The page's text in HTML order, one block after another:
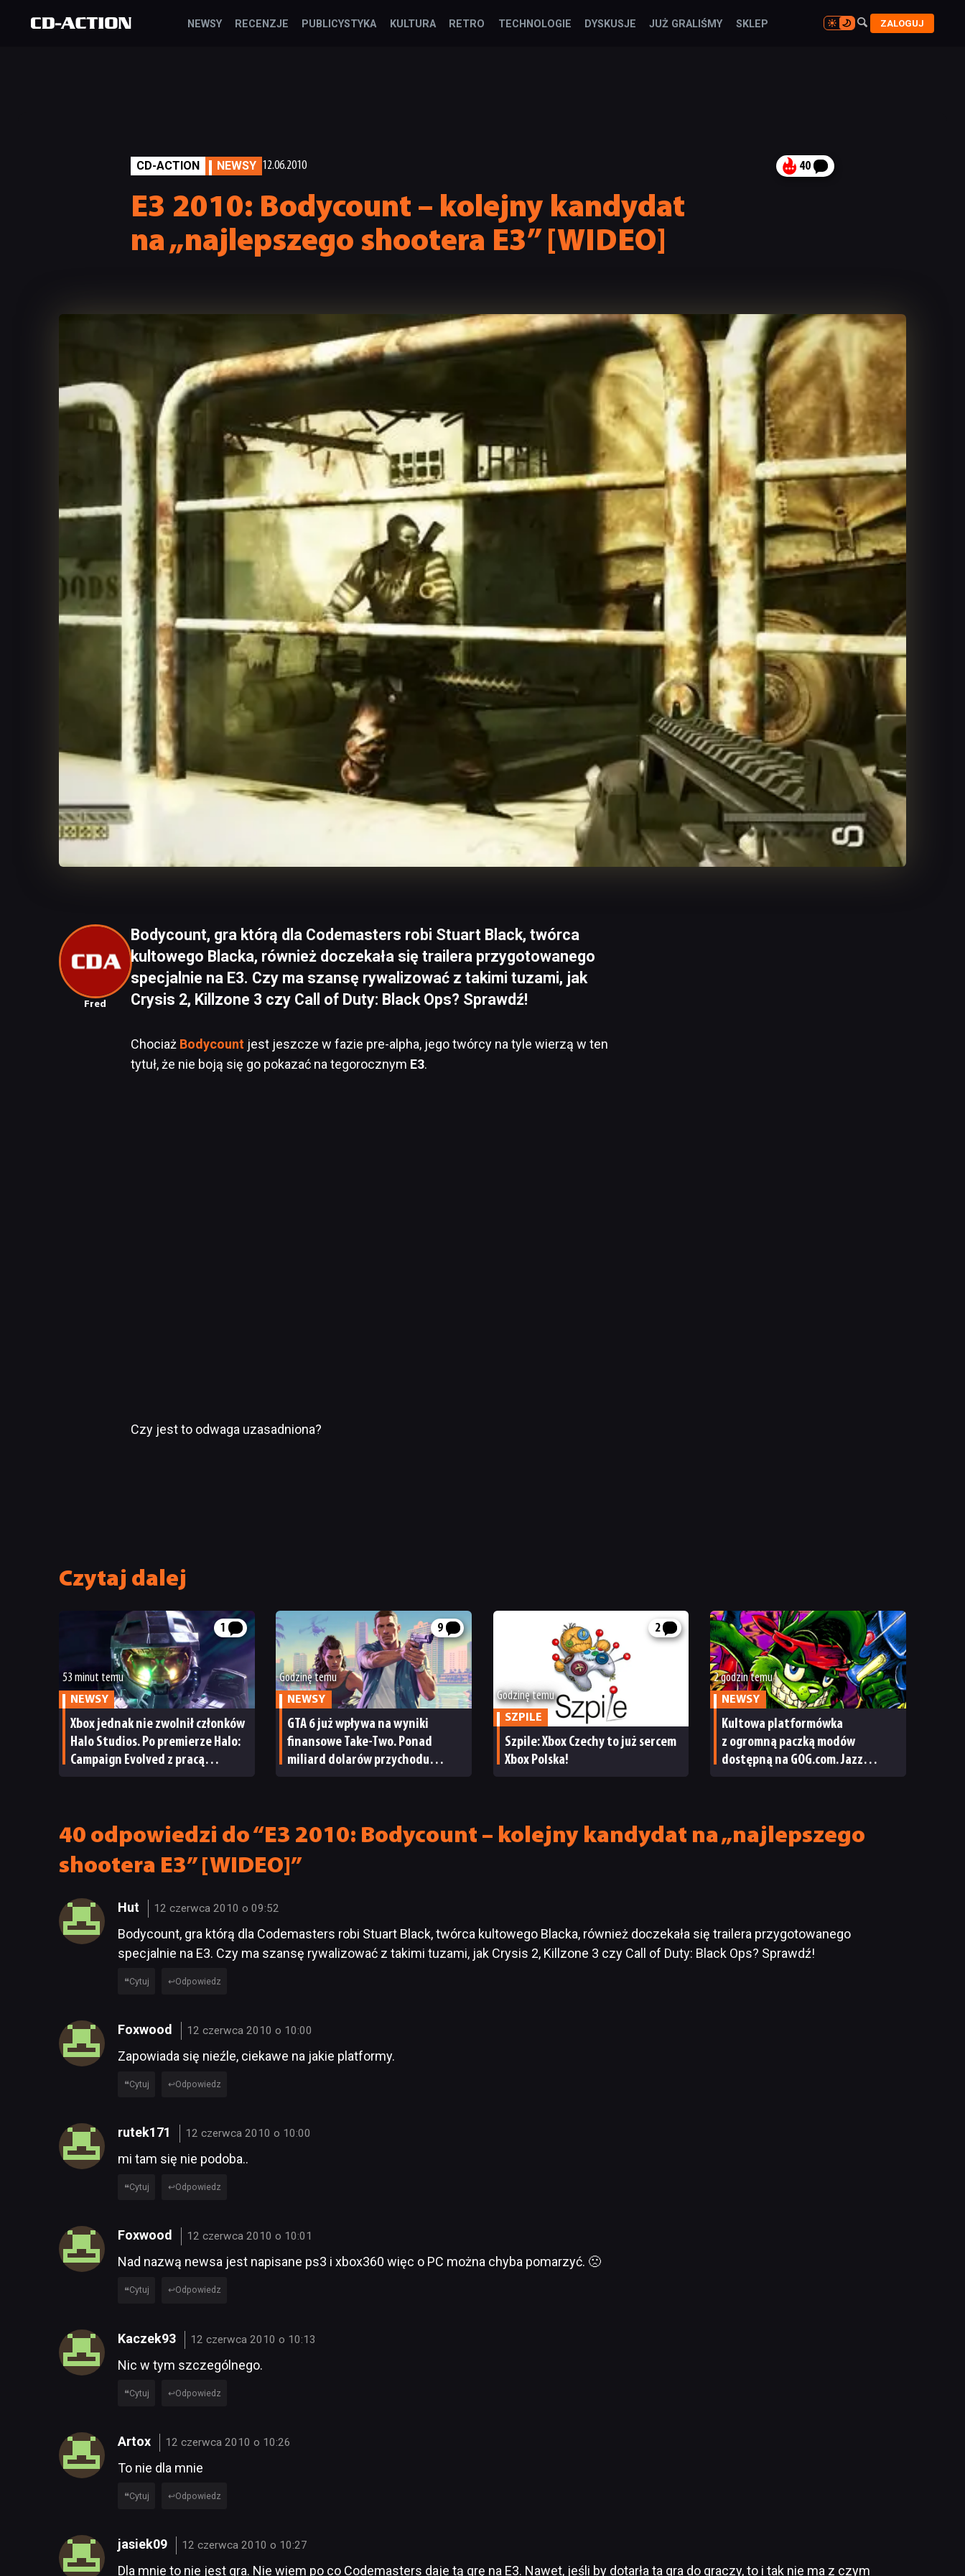
NEWSY RECENZJE PUBLICYSTYKA KULTURA RETRO TECHNOLOGIE DYSKUSJE JUŻ GRALIŚMY SKLEP 
 ZALOGUJ
CD-ACTION NEWSY 12.06.2010 40
E3 2010: Bodycount – kolejny kandydat
na „najlepszego shootera E3” [WIDEO]
Fred
Bodycount, gra którą dla Codemasters robi Stuart Black, twórca
kultowego Blacka, również doczekała się trailera przygotowanego
specjalnie na E3. Czy ma szansę rywalizować z takimi tuzami, jak
Crysis 2, Killzone 3 czy Call of Duty: Black Ops? Sprawdź!
Chociaż Bodycount jest jeszcze w fazie pre-alpha, jego twórcy na tyle wierzą w ten
tytuł, że nie boją się go pokazać na tegorocznym E3.
Czy jest to odwaga uzasadniona?
Czytaj dalej
1
53 minut temu
NEWSY
Xbox jednak nie zwolnił członków
Halo Studios. Po premierze Halo:
Campaign Evolved z pracą
9
Godzinę temu
NEWSY
GTA 6 już wpływa na wyniki
finansowe Take-Two. Ponad
miliard dolarów przychodu
2
Godzinę temu
SZPILE
Szpile: Xbox Czechy to już sercem
Xbox Polska!
2 godzin temu
NEWSY
Kultowa platformówka
z ogromną paczką modów
dostępną na GOG.com. Jazz
40 odpowiedzi do “E3 2010: Bodycount – kolejny kandydat na „najlepszego
shootera E3” [WIDEO]”
Hut 12 czerwca 2010 o 09:52
Bodycount, gra którą dla Codemasters robi Stuart Black, twórca kultowego Blacka, również doczekała się trailera przygotowanego
specjalnie na E3. Czy ma szansę rywalizować z takimi tuzami, jak Crysis 2, Killzone 3 czy Call of Duty: Black Ops? Sprawdź!
Cytuj Odpowiedz
Foxwood 12 czerwca 2010 o 10:00
Zapowiada się nieźle, ciekawe na jakie platformy.
Cytuj Odpowiedz
rutek171 12 czerwca 2010 o 10:00
mi tam się nie podoba..
Cytuj Odpowiedz
Foxwood 12 czerwca 2010 o 10:01
Nad nazwą newsa jest napisane ps3 i xbox360 więc o PC można chyba pomarzyć. 🙁
Cytuj Odpowiedz
Kaczek93 12 czerwca 2010 o 10:13
Nic w tym szczególnego.
Cytuj Odpowiedz
Artox 12 czerwca 2010 o 10:26
To nie dla mnie
Cytuj Odpowiedz
jasiek09 12 czerwca 2010 o 10:27
Dla mnie to nie jest gra. Nie wiem po co Codemasters daje tą grę na E3. Nawet, jeśli by dotarła ta gra do graczy, to i tak nie ma z czym